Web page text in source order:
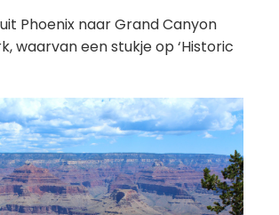
Phoenix naar Grand Canyon
waarvan een stukje op ‘Historic